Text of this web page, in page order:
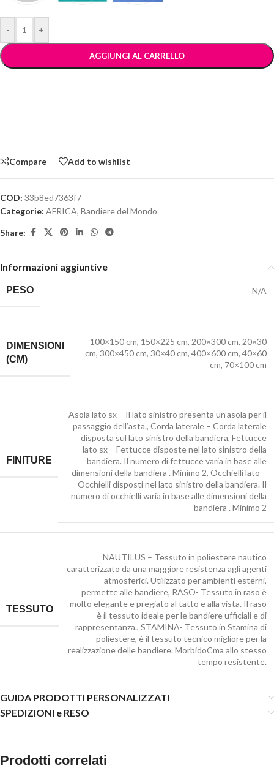
- +
AGGIUNGI AL CARRELLO
Compare Add to wishlist
COD: 33b8ed7363f7
Categorie: AFRICA, Bandiere del Mondo
Share:
Informazioni aggiuntive
PESO N/A
DIMENSIONI
(CM)
100×150 cm, 150×225 cm, 200×300 cm, 20×30
cm, 300×450 cm, 30×40 cm, 400×600 cm, 40×60
cm, 70×100 cm
FINITURE
Asola lato sx – Il lato sinistro presenta un’asola per il
passaggio dell’asta., Corda laterale – Corda laterale
disposta sul lato sinistro della bandiera, Fettucce
lato sx – Fettucce disposte nel lato sinistro della
bandiera. Il numero di fettucce varia in base alle
dimensioni della bandiera . Minimo 2, Occhielli lato –
Occhielli disposti nel lato sinistro della bandiera. Il
numero di occhielli varia in base alle dimensioni della
bandiera . Minimo 2
TESSUTO
NAUTILUS – Tessuto in poliestere nautico
caratterizzato da una maggiore resistenza agli agenti
atmosferici. Utilizzato per ambienti esterni,
permette alle bandiere, RASO- Tessuto in raso è
molto elegante e pregiato al tatto e alla vista. Il raso
è il tessuto ideale per le bandiere ufficiali e di
rappresentanza., STAMINA- Tessuto in Stamina di
poliestere, è il tessuto tecnico migliore per la
realizzazione delle bandiere. MorbidoCma allo stesso
tempo resistente.
GUIDA PRODOTTI PERSONALIZZATI
SPEDIZIONI e RESO
Prodotti correlati